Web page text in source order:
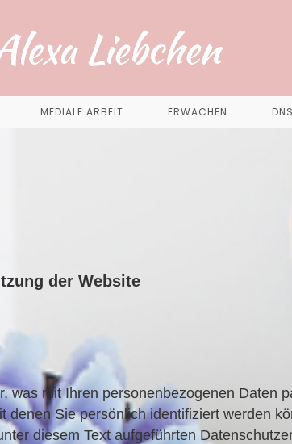
MEDIALE ARBEIT ERWACHEN DNS
der Website
mit Ihren personenbezogenen Daten
Sie persönlich identifiziert werden
diesem Text aufgeführten